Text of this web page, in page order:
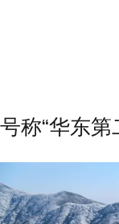
号称“华东第